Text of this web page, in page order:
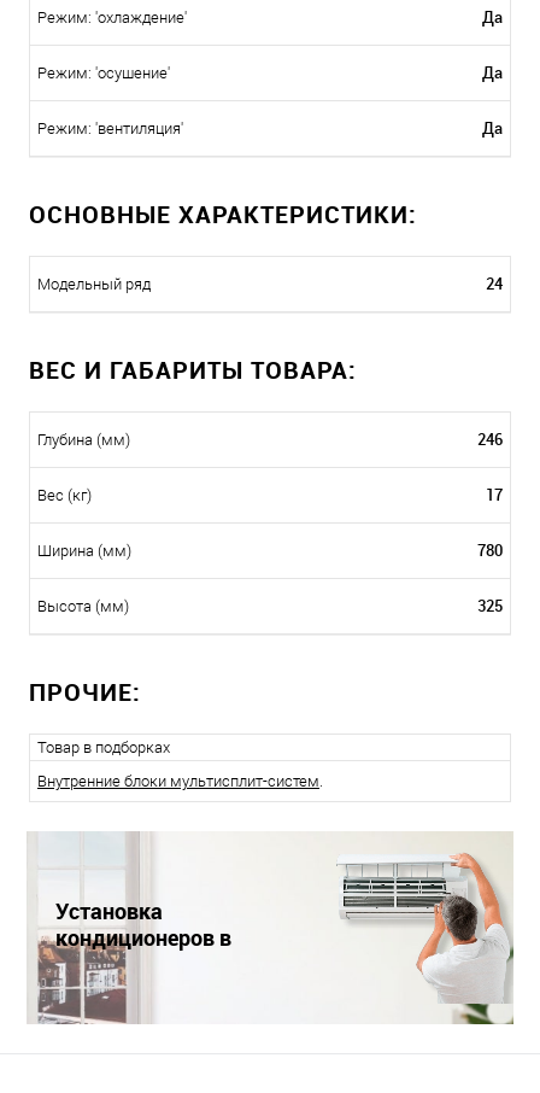
Режим: 'охлаждение' Да
Режим: 'осушение' Да
Режим: 'вентиляция' Да
ОСНОВНЫЕ ХАРАКТЕРИСТИКИ:
Модельный ряд 24
ВЕС И ГАБАРИТЫ ТОВАРА:
Глубина (мм) 246
Вес (кг) 17
Ширина (мм) 780
Высота (мм) 325
ПРОЧИЕ:
Товар в подборках
Внутренние блоки мультисплит-систем.
Установка
кондиционеров в
Краснодаре